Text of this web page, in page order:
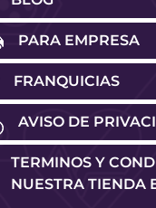
PARA EMPRESA
FRANQUICIAS
AVISO DE
TERMINOS Y
NUESTRA TIENDA